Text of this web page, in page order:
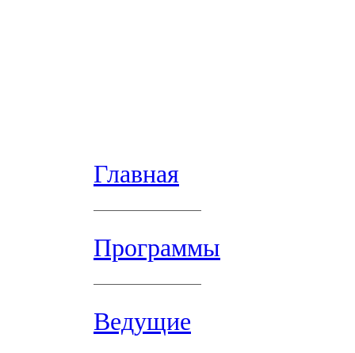
Главная
Программы
Ведущие